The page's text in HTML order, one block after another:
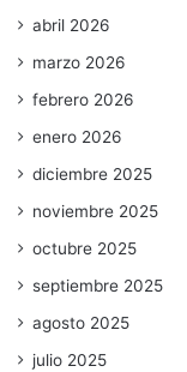
abril 2026
marzo 2026
febrero 2026
enero 2026
diciembre 2025
noviembre 2025
octubre 2025
septiembre 2025
agosto 2025
julio 2025